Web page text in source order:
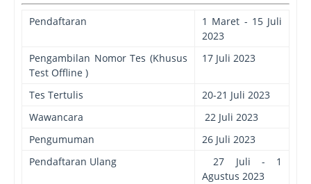
Pendaftaran
1 Maret - 15 Juli
2023
Pengambilan Nomor Tes (Khusus
Test Offline )
17 Juli 2023
Tes Tertulis
20-21 Juli 2023
Wawancara
22 Juli 2023
Pengumuman
26 Juli 2023
Pendaftaran Ulang
27 Juli - 1
Agustus 2023